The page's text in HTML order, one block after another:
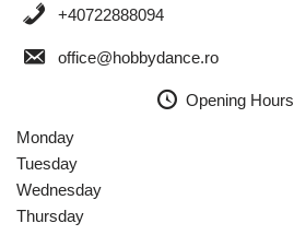
+40722888094
office@hobbydance.ro
Opening Hours
Monday
Tuesday
Wednesday
Thursday